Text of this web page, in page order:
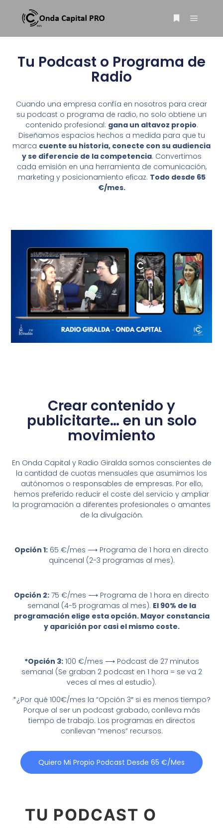
Tu Podcast o Programa de
Radio
Cuando una empresa confía en nosotros para crear
su podcast o programa de radio, no solo obtiene un
contenido profesional: gana un altavoz propio.
Diseñamos espacios hechos a medida para que tu
marca cuente su historia, conecte con su audiencia
y se diferencie de la competencia. Convertimos
cada emisión en una herramienta de comunicación,
marketing y posicionamiento eficaz. Todo desde 65
€/mes.
Crear contenido y
publicitarte… en un solo
movimiento
En Onda Capital y Radio Giralda somos conscientes de
la cantidad de cuotas mensuales que asumimos los
autónomos o responsables de empresas. Por ello,
hemos preferido reducir el coste del servicio y ampliar
la programación a diferentes profesionales o amantes
de la divulgación.
Opción 1: 65 €/mes ⟶ Programa de 1 hora en directo
quincenal (2-3 programas al mes).
Opción 2: 75 €/mes ⟶ Programa de 1 hora en directo
semanal (4-5 programas al mes). El 90% de la
programación elige esta opción. Mayor constancia
y aparición por casi el mismo coste.
*Opción 3:100 €/mes ⟶ Podcast de 27 minutos
semanal (Se graban 2 podcast en 1 hora = se va 2
veces al mes al estudio).
*¿Por qué 100€/mes la “Opción 3″ si es menos tiempo?
Porque al ser un podcast grabado, conlleva más
tiempo de trabajo. Los programas en directos
conllevan “menos” recursos.
Quiero Mi Propio Podcast Desde 65 €/mes
TU PODCAST O